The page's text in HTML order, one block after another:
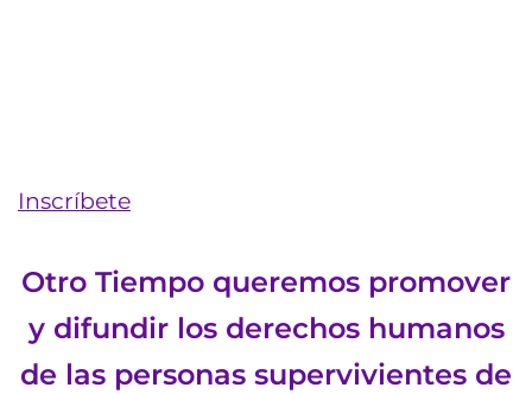
Inscríbete
Otro Tiempo queremos promover
y difundir los derechos humanos
de las personas supervivientes de